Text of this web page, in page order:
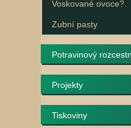
Voskované ovoce?
Zubní pasty
Potravinový
Projekty
Tiskoviny